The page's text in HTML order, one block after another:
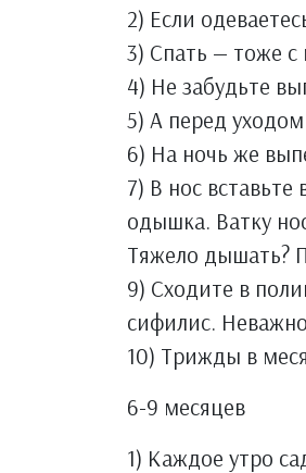
2) Если
3) Спать — тоже
4) Не забудьте
5) А перед
6) На ночь же
7) В нос
одышка. Ватку
Тяжело дышать?
9) Сходите в
сифилис.
10) Трижды в
6-9 месяцев
1) Каждое утро